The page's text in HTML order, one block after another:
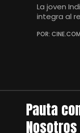
La joven
integra al
POR:
Pauta
Nosotros